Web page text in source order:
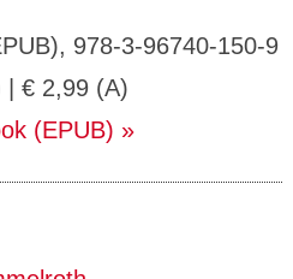
978-3-96740-150-9
| € 2,99 (A)
(EPUB)